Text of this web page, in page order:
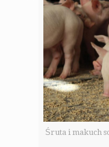
Śruta i makuch